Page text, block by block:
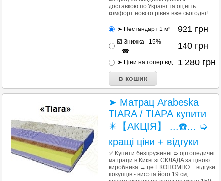
доставкою по Україні та оцініть
комфорт нового рівня вже сьогодні!
➤ Нестандарт 1 м² 921 грн
☑️ Знижка - 15%
...☎...
140 грн
➤ Ціни на топер від 1 280 грн
➤ Матрац Arabeska
TIARA / ТІАРА купити
✴️【АКЦІЯ】 ...☎️... ➭
кращі ціни + відгуки
✅ Купити безпружинні ➭ ортопедичні
матраци в Києві зі СКЛАДА за ціною
виробника ↔ це ЕКОНОМНО + відгуки
покупців - висота його 19 см,